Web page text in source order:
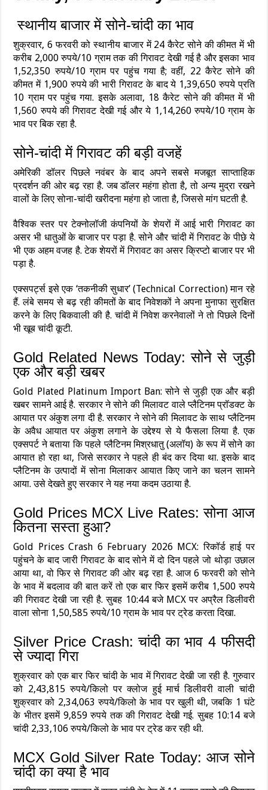
स्‍थानीय बाजार में सोने-चांदी का भाव
शुक्रवार, 6 फरवरी को स्‍थानीय बाजार में 24 कैरेट सोने की कीमत में भी
करीब 2,000 रुपये/10 ग्राम तक की गिरावट देखी गई है और इसका भाव
1,52,350 रुपये/10 ग्राम पर पहुंच गया है; वहीं, 22 कैरेट सोने की
कीमत में 1,900 रुपये की भारी गिरावट के बाद ये 1,39,650 रुपये प्रति
10 ग्राम पर पहुंच गया. इसके अलावा, 18 कैरेट सोने की कीमत में भी
1,560 रुपये की गिरावट देखी गई और ये 1,14,260 रुपये/10 ग्राम के
भाव पर बिक रहा है.
सोने-चांदी में गिरावट की बड़ी वजहें
अमेरिकी डॉलर पिछले नवंबर के बाद अपने सबसे मजबूत साप्ताहिक
प्रदर्शन की ओर बढ़ रहा है. जब डॉलर महंगा होता है, तो अन्य मुद्रा रखने
वालों के लिए सोना-चांदी खरीदना महंगा हो जाता है, जिससे मांग घटती है.
वैश्विक स्तर पर टेक्नोलॉजी कंपनियों के शेयरों में आई भारी गिरावट का
असर भी धातुओं के बाजार पर पड़ा है. सोने और चांदी में गिरावट के पीछे ये
भी एक अहम वजह है. टेक शेयरों में गिरावट का असर क्रिप्‍टो बाजार पर भी
पड़ा है.
एक्सपर्ट्स इसे एक ‘तकनीकी सुधार’ (Technical Correction) मान रहे
हैं. लंबे समय से बढ़ रही कीमतों के बाद निवेशकों ने अपना मुनाफा सुरक्षित
करने के लिए बिकवाली की है. चांदी में निवेश करनेवालों ने तो पिछले दिनों
भी खूब चांदी कूटी.
Gold Related News Today: सोने से जुड़ी
एक और बड़ी खबर
Gold Plated Platinum Import Ban: सोने से जुड़ी एक और बड़ी
खबर सामने आई है. सरकार ने सोने की मिलावट वाले प्लैटिनम प्रॉडक्‍ट के
आयात पर अंकुश लगा दी है. सरकार ने सोने की मिलावट के साथ प्लैटिनम
के अवैध आयात पर अंकुश लगाने के उद्देश्य से ये फैसला लिया है. एक
एक्‍सपर्ट ने बताया कि पहले प्लैटिनम मिश्रधातु (अलॉय) के रूप में सोने का
आयात हो रहा था, जिसे सरकार ने पहले ही बंद कर दिया था. इसके बाद
प्लैटिनम के उत्पादों में सोना मिलाकर आयात किए जाने का चलन सामने
आया. उसे देखते हुए सरकार ने यह नया कदम उठाया है.
Gold Prices MCX Live Rates: सोना आज
कितना सस्‍ता हुआ?
Gold Prices Crash 6 February 2026 MCX: रिकॉर्ड हाई पर
पहुंचने के बाद जारी गिरावट के बाद सोने में दो दिन पहले जो थोड़ा उछाल
आया था, वो फिर से गिरावट की ओर बढ़ रहा है. आज 6 फरवरी को सोने
के भाव में बदलाव की बात करें तो एक बार फिर इसमें करीब 1,500 रुपये
की गिरावट देखी जा रही है. सुबह 10:44 बजे MCX पर अप्रैल डिलीवरी
वाला सोना 1,50,585 रुपये/10 ग्राम के भाव पर ट्रेड करता दिखा.
Silver Price Crash: चांदी का भाव 4 फीसदी
से ज्‍यादा गिरा
शुक्रवार को एक बार फिर चांदी के भाव में गिरावट देखी जा रही है. गुरुवार
को 2,43,815 रुपये/किलो पर क्‍लोज हुई मार्च डिलीवरी वाली चांदी
शुक्रवार को 2,34,063 रुपये/किलो के भाव पर खुली थी, जबकि 1 घंटे
के भीतर इसमें 9,859 रुपये तक की गिरावट देखी गई. सुबह 10:14 बजे
चांदी 2,33,106 रुपये/किलो के भाव पर ट्रेड कर रही थी.
MCX Gold Silver Rate Today: आज सोने
चांदी का क्या है भाव